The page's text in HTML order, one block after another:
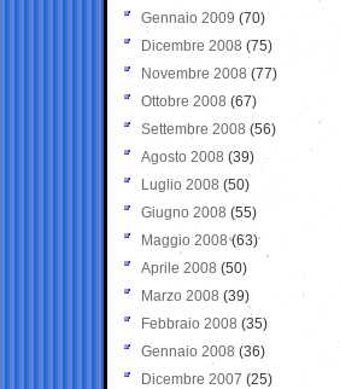
Gennaio 2009 (70)
Dicembre 2008 (75)
Novembre 2008 (77)
Ottobre 2008 (67)
Settembre 2008 (56)
Agosto 2008 (39)
Luglio 2008 (50)
Giugno 2008 (55)
Maggio 2008(63)
Aprile 2008 (50)
Marzo 2008 (39)
Febbraio 2008 (35)
Gennaio 2008 (36)
Dicembre 2007 (25)